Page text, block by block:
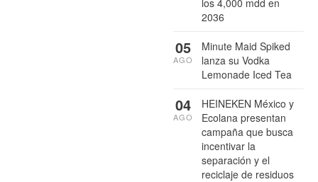
2036
Minute Maid Spiked
lanza su Vodka
Lemonade Iced Tea
05
AGO
HEINEKEN México y
Ecolana presentan
campaña que busca
incentivar la
separación y el
reciclaje de residuos
04
AGO